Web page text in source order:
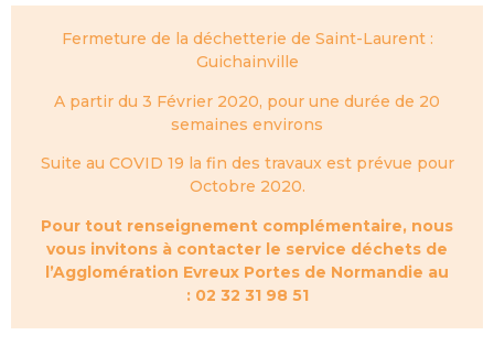
Fermeture de la déchetterie de Saint-Laurent :
Guichainville
A partir du 3 Février 2020, pour une durée de 20
semaines environs
Suite au COVID 19 la fin des travaux est prévue pour
Octobre 2020.
Pour tout renseignement complémentaire, nous
vous invitons à contacter le service déchets de
l’Agglomération Evreux Portes de Normandie au
: 02 32 31 98 51